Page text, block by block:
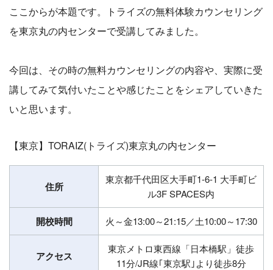
ここからが本題です。トライズの無料体験カウンセリング
を東京丸の内センターで受講してみました。
今回は、その時の無料カウンセリングの内容や、実際に受
講してみて気付いたことや感じたことをシェアしていきた
いと思います。
【東京】TORAIZ(トライズ)東京丸の内センター
住所
東京都千代田区大手町1-6-1 大手町ビ
ル3F SPACES内
開校時間 火～金13:00～21:15／土10:00～17:30
アクセス
東京メトロ東西線「日本橋駅」徒歩
11分/JR線｢東京駅｣より徒歩8分